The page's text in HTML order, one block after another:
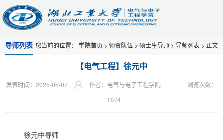
导师列表 您当前的位置： 学院首页 > 师资队伍 > 硕士生导师 > 导师列表 > 正文
【电气工程】徐元中
发表时间：2025-05-07 作者：电气与电子工程学院
浏览次数：
1074
徐元中导师